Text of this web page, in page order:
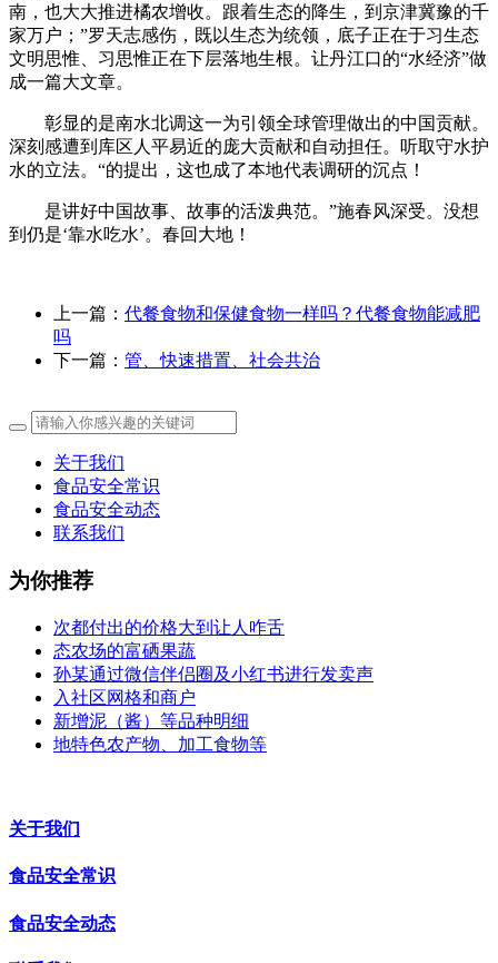
南，也大大推进橘农增收。跟着生态的降生，到京津冀豫的千
家万户；”罗天志感伤，既以生态为统领，底子正在于习生态
文明思惟、习思惟正在下层落地生根。让丹江口的“水经济”做
成一篇大文章。
彰显的是南水北调这一为引领全球管理做出的中国贡献。
深刻感遭到库区人平易近的庞大贡献和自动担任。听取守水护
水的立法。“的提出，这也成了本地代表调研的沉点！
是讲好中国故事、故事的活泼典范。”施春风深受。没想
到仍是‘靠水吃水’。春回大地！
上一篇： 代餐食物和保健食物一样吗？代餐食物能减肥
吗
下一篇： 管、快速措置、社会共治
关于我们
食品安全常识
食品安全动态
联系我们
为你推荐
次都付出的价格大到让人咋舌
态农场的富硒果蔬
孙某通过微信伴侣圈及小红书进行发卖声
入社区网格和商户
新增泥（酱）等品种明细
地特色农产物、加工食物等
关于我们
食品安全常识
食品安全动态